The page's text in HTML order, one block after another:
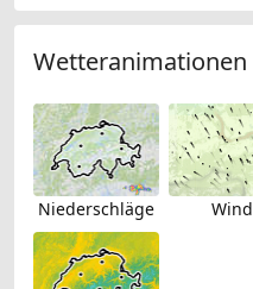
Wetteranimationen
Niederschläge Wind